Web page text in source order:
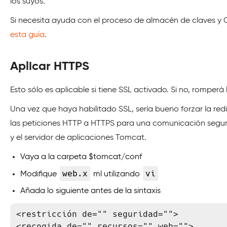
Si necesita ayuda con el proceso de almacén de claves y
esta guía.
Aplicar HTTPS
Esto sólo es aplicable si tiene SSL activado. Si no,
Una vez que haya habilitado SSL, sería bueno forzar la
las peticiones HTTP a HTTPS para una comunicación
y el servidor de aplicaciones Tomcat.
Vaya a la carpeta $tomcat/conf
Modifique web.x ml utilizando vi
Añada lo siguiente antes de la sintaxis
<restricción de="" seguridad="">